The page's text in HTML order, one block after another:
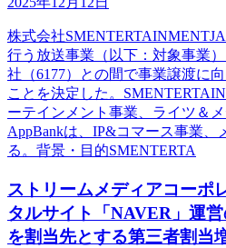
株式会社
行う放送事業（以下：対象事業
社（6177）との間で事業譲渡に
ことを決定した。
ーテインメント事業、ライツ＆
AppBankは、IP&コマース事業、
る。背景・目的SMENTERTA
ストリームメディアコーポ
タルサイト「NAVER」運
を割当先とする第三者割当